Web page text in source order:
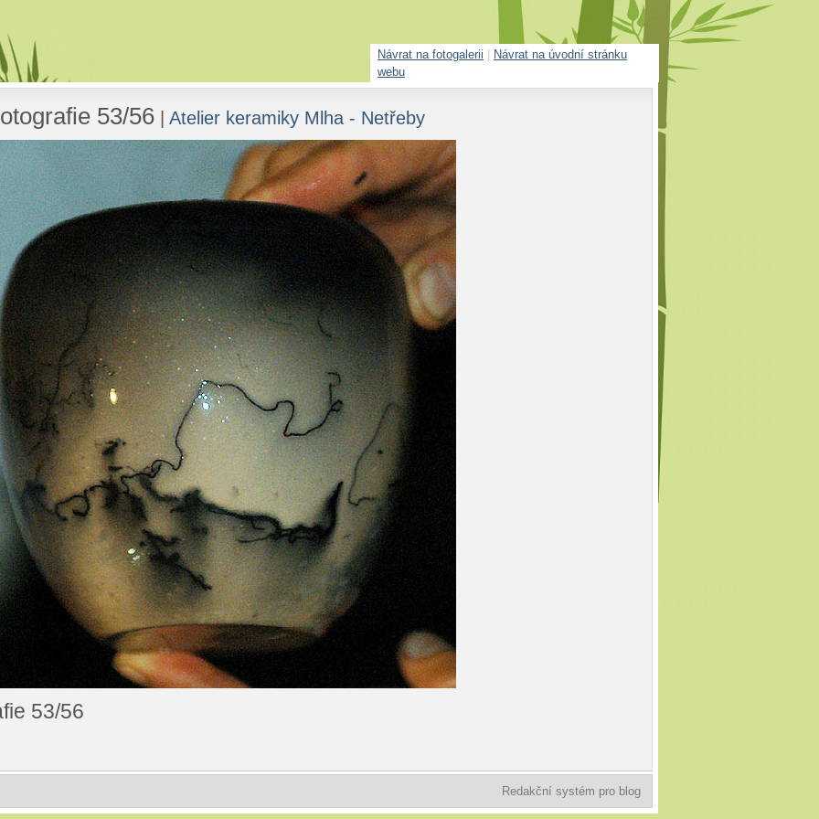
Návrat na fotogalerii
Návrat na úvodní stránku
webu
53/56 | Atelier keramiky Mlha - Netřeby
53/56
Redakční systém pro blog